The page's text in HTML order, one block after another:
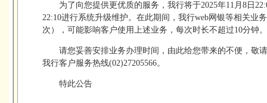
为了向您提供更优质的服务，我行将于2025年11月8日
22:10进行系统升级维护。在此期间，我行web网银等相关业
次），可能影响客户使用上述业务，每次时长不超过10分钟。
请您妥善安排业务办理时间，由此给您带来的不便，敬
我行客户服务热线(02)27205566。
特此公告